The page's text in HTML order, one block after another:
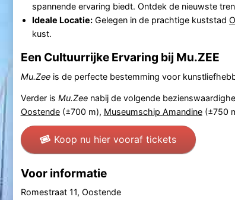
spannende ervaring biedt. Ontdek de nieuwste
Ideale Locatie:Gelegen in de prachtige kuststad
kust.
Een Cultuurrijke Ervaring bij Mu.ZEE
Mu.Zeeis de perfecte bestemming voor
Verder is Mu.Zeenabij de volgende
Oostende(±700 m), Museumschip Amandine(±750
Koop nu hier vooraf tickets
Voor informatie
Romestraat 11, Oostende